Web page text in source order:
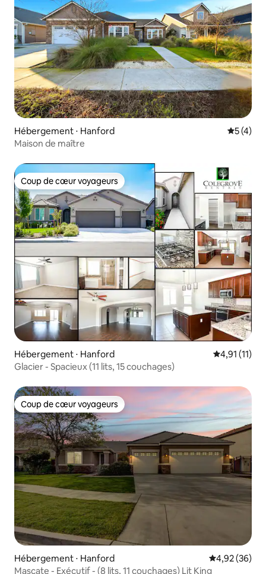
Hébergement ⋅ Hanford
5 (4)
Maison de maître
Coup de cœur voyageurs
Coup de cœur voyageurs
Hébergement ⋅ Hanford Évaluation
4,91 (11)
Glacier - Spacieux (11 lits, 15 couchages)
Coup de cœur voyageurs
Coup de cœur voyageurs
Hébergement ⋅ Hanford Évaluation
4,92 (36)
Mascate - Exécutif - (8 lits, 11 couchages) Lit King